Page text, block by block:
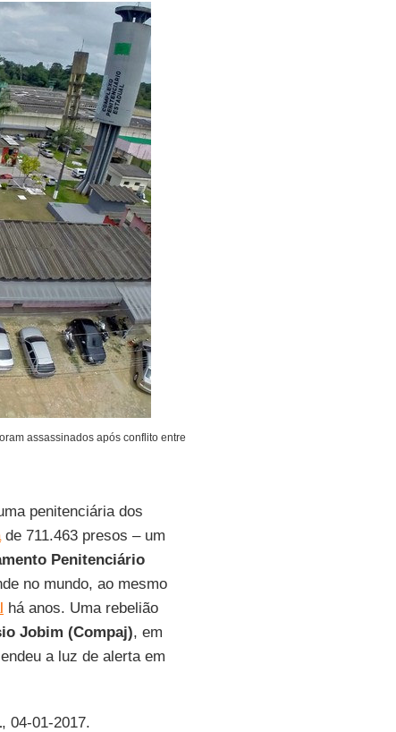
assassinados após conflito entre
penitenciária dos
de 711.463 presos – um
Penitenciário
no mundo, ao mesmo
há anos. Uma rebelião
Jobim (Compaj), em
a luz de alerta em
, 04-01-2017.